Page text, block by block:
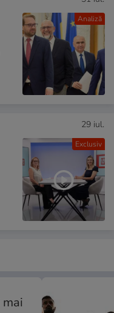
Analiză
Exclusiv
29 iul.